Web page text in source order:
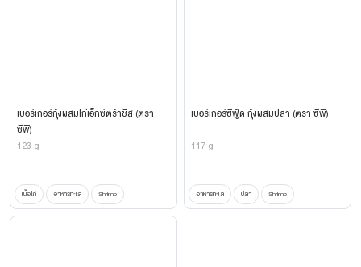
เบอร์เกอร์กุ้งผสมไก่เอ็กซ์ตร้าชีส (ตรา
ซีพี)
123 g
เนื้อไก่ อาหารทะเล Shrimp
เบอร์เกอร์ซีฟู้ด กุ้งผสมปลา (ตรา ซีพี)
117 g
อาหารทะเล ปลา Shrimp